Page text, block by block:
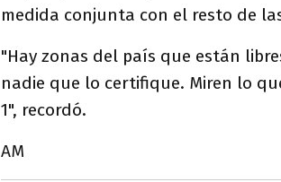
medida conjunta con el resto de
"Hay zonas del país que están
nadie que lo certifique. Miren lo
1", recordó.
AM